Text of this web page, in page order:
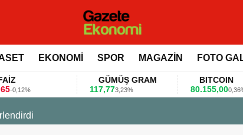
EKONOMİ SPOR MAGAZİN FOTO
GÜMÜŞ GRAM
117,773,23%
BITCOIN
80.155,000,36%